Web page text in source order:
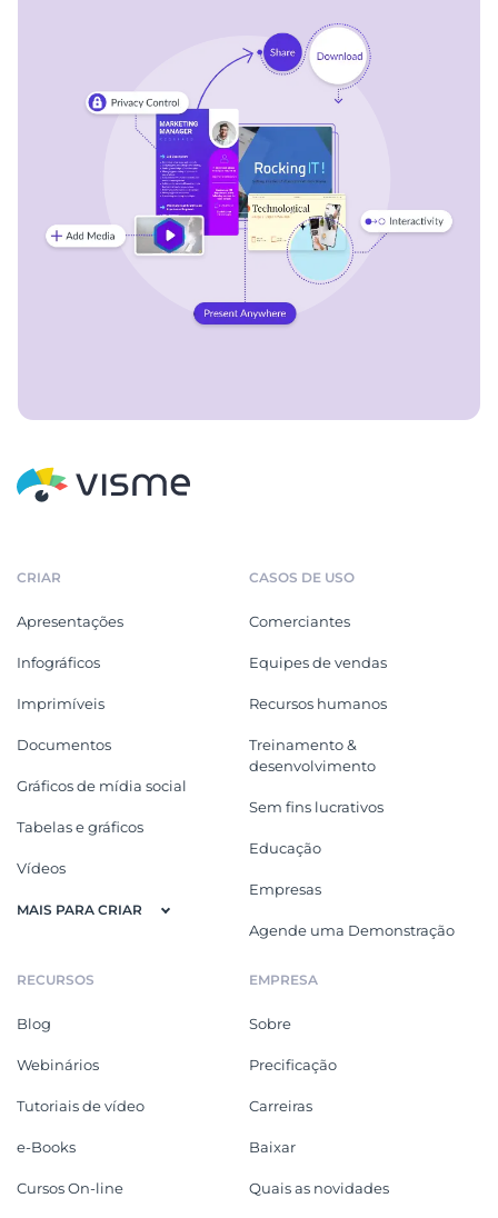
CRIAR
Apresentações
Infográficos
Imprimíveis
Documentos
Gráficos de mídia social
Tabelas e gráficos
Vídeos
MAIS PARA CRIAR
CASOS DE USO
Comerciantes
Equipes de vendas
Recursos humanos
Treinamento &
desenvolvimento
Sem fins lucrativos
Educação
Empresas
Agende uma Demonstração
RECURSOS
Blog
Webinários
Tutoriais de vídeo
e-Books
Cursos On-line
EMPRESA
Sobre
Precificação
Carreiras
Baixar
Quais as novidades